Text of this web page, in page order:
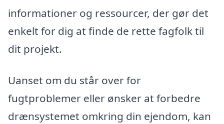
informationer og ressourcer, der gør det
enkelt for dig at finde de rette fagfolk til
dit projekt.
Uanset om du står over for
fugtproblemer eller ønsker at forbedre
drænsystemet omkring din ejendom, kan